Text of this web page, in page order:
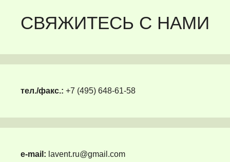
СВЯЖИТЕСЬ С НАМИ
тел./факс.: +7 (495) 648-61-58
e-mail: lavent.ru@gmail.com